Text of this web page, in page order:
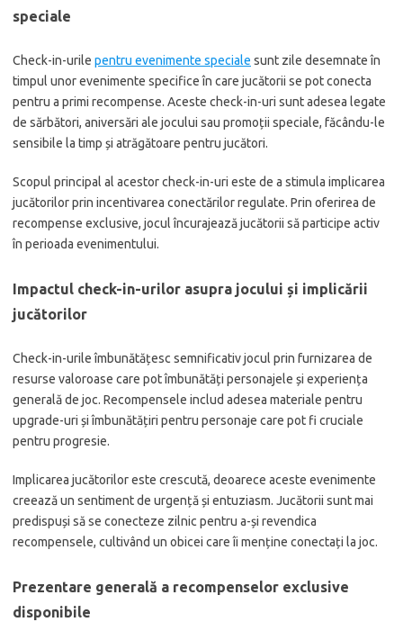
speciale
Check-in-urile pentru evenimente speciale sunt zile desemnate în
timpul unor evenimente specifice în care jucătorii se pot conecta
pentru a primi recompense. Aceste check-in-uri sunt adesea legate
de sărbători, aniversări ale jocului sau promoții speciale, făcându-le
sensibile la timp și atrăgătoare pentru jucători.
Scopul principal al acestor check-in-uri este de a stimula implicarea
jucătorilor prin incentivarea conectărilor regulate. Prin oferirea de
recompense exclusive, jocul încurajează jucătorii să participe activ
în perioada evenimentului.
Impactul check-in-urilor asupra jocului și implicării
jucătorilor
Check-in-urile îmbunătățesc semnificativ jocul prin furnizarea de
resurse valoroase care pot îmbunătăți personajele și experiența
generală de joc. Recompensele includ adesea materiale pentru
upgrade-uri și îmbunătățiri pentru personaje care pot fi cruciale
pentru progresie.
Implicarea jucătorilor este crescută, deoarece aceste evenimente
creează un sentiment de urgență și entuziasm. Jucătorii sunt mai
predispuși să se conecteze zilnic pentru a-și revendica
recompensele, cultivând un obicei care îi menține conectați la joc.
Prezentare generală a recompenselor exclusive
disponibile